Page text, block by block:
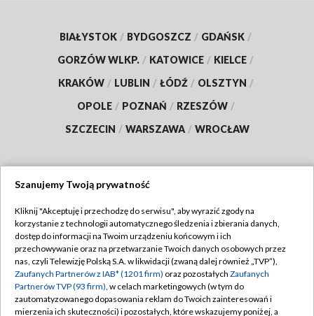
BIAŁYSTOK / BYDGOSZCZ / GDAŃSK /
GORZÓW WLKP. / KATOWICE / KIELCE /
KRAKÓW / LUBLIN / ŁÓDŹ / OLSZTYN /
OPOLE / POZNAŃ / RZESZÓW /
SZCZECIN / WARSZAWA / WROCŁAW
TVP
Abonament TVP
Emisja w TVP
Centrum informacji TVP
Regulamin TVP
Polityka prywatności
Moje zgody
Szanujemy Twoją prywatność
Kliknij "Akceptuję i przechodzę do serwisu", aby wyrazić zgody na
korzystanie z technologii automatycznego śledzenia i zbierania danych,
dostęp do informacji na Twoim urządzeniu końcowym i ich
przechowywanie oraz na przetwarzanie Twoich danych osobowych przez
nas, czyli Telewizję Polską S.A. w likwidacji (zwaną dalej również „TVP”),
Zaufanych Partnerów z IAB* (1201 firm) oraz pozostałych Zaufanych
Partnerów TVP (93 firm), w celach marketingowych (w tym do
zautomatyzowanego dopasowania reklam do Twoich zainteresowań i
mierzenia ich skuteczności) i pozostałych, które wskazujemy poniżej, a